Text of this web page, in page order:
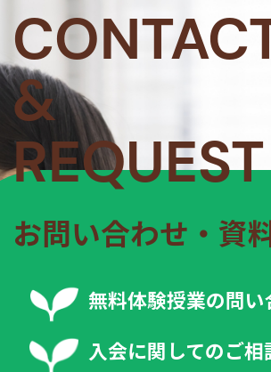
&
REQUEST
お問い合わせ・資
無料体験授業の問い
入会に関してのご相